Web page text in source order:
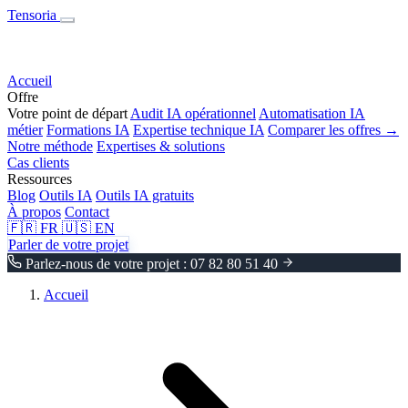
Tensoria
Accueil
Offre
Votre point de départ Audit IA opérationnel Automatisation IA
métier Formations IA Expertise technique IA Comparer les offres →
Notre méthode Expertises & solutions
Cas clients
Ressources
Blog Outils IA Outils IA gratuits
À propos Contact
🇫🇷 FR 🇺🇸 EN
Parler de votre projet
Parlez-nous de votre projet : 07 82 80 51 40
Accueil